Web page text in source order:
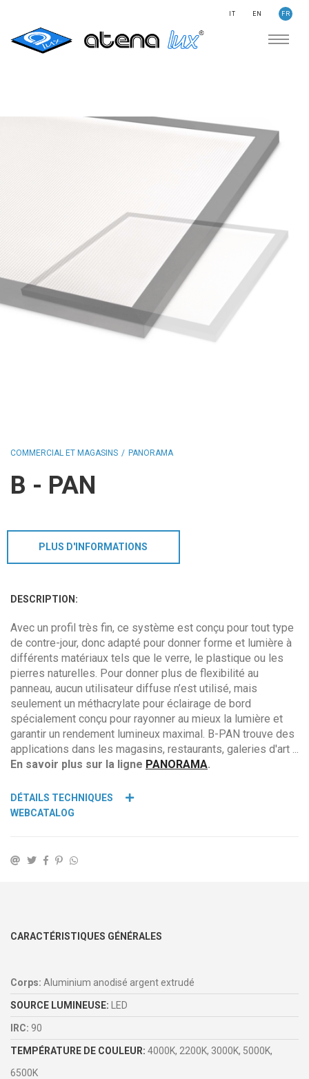
IT EN FR
MÉDICAL
HCL - ÉCLAIRAGE CENTRÉ SUR L'HOMME
RÈGLEMENTS
FINITIONS ET ACCESSOIRES
COMMERCIAL ET MAGASINS PANORAMA
B - PAN
PLUS D'INFORMATIONS
DESCRIPTION:
Avec un profil très fin, ce système est conçu pour tout type
de contre-jour, donc adapté pour donner forme et lumière à
différents matériaux tels que le verre, le plastique ou les
pierres naturelles. Pour donner plus de flexibilité au
panneau, aucun utilisateur diffuse n’est utilisé, mais
seulement un méthacrylate pour éclairage de bord
spécialement conçu pour rayonner au mieux la lumière et
garantir un rendement lumineux maximal. B-PAN trouve des
applications dans les magasins, restaurants, galeries d'art ...
En savoir plus sur la ligne PANORAMA.
DÉTAILS TECHNIQUES
WEBCATALOG
CARACTÉRISTIQUES GÉNÉRALES
Corps: Aluminium anodisé argent extrudé
SOURCE LUMINEUSE: LED
IRC: 90
TEMPÉRATURE DE COULEUR: 4000K, 2200K, 3000K, 5000K,
6500K